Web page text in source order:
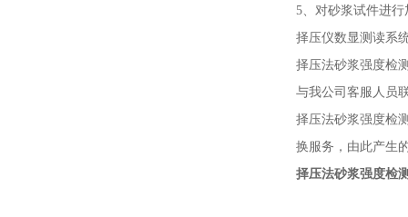
5、对砂浆试件进
择压仪数显测读系
择压法砂浆强度检
与我公司客服人员
择压法砂浆强度检
换服务，由此产生
择压法砂浆强度检